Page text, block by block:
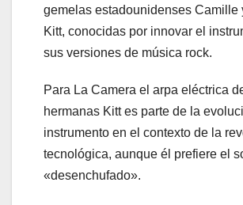
gemelas estadounidenses Camille
Kitt, conocidas por innovar el
sus versiones de música rock.
Para La Camera el arpa eléctrica
hermanas Kitt es parte de la
instrumento en el contexto de la
tecnológica, aunque él prefiere el
«desenchufado».